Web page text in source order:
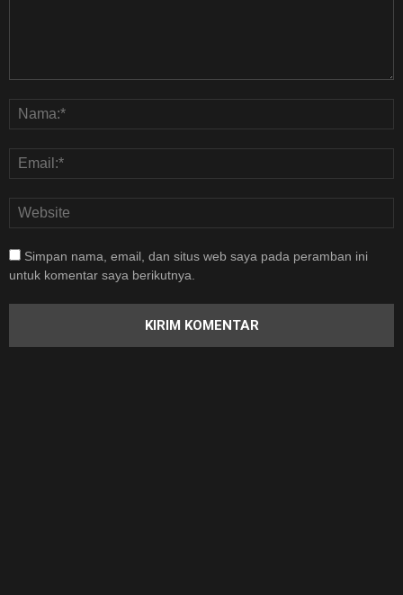
Simpan nama, email, dan situs web saya pada peramban ini
untuk komentar saya berikutnya.